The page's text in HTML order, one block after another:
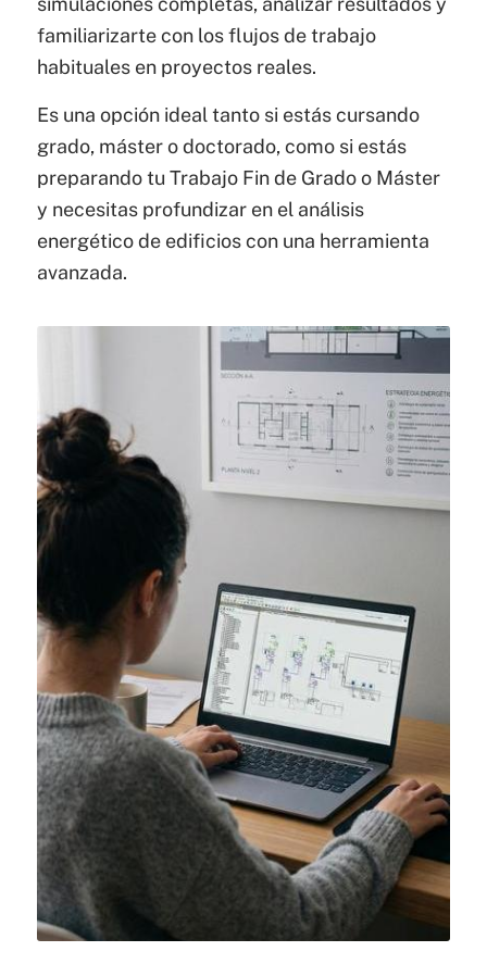
familiarizarte con los flujos de trabajo
habituales en proyectos reales.
Es una opción ideal tanto si estás cursando
grado, máster o doctorado, como si estás
preparando tu Trabajo Fin de Grado o Máster
y necesitas profundizar en el análisis
energético de edificios con una herramienta
avanzada.